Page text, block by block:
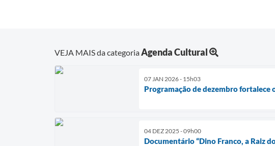
VEJA MAIS da categoriaAgenda Cultural
07 JAN 2026 - 15h03
Programação de dezembro fortalece
04 DEZ 2025 - 09h00
Documentário “Dino Franco, a Raiz